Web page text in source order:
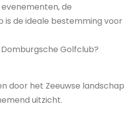
de
is de ideale bestemming voor
Golfclub?
door het Zeeuwse landschap
uitzicht.